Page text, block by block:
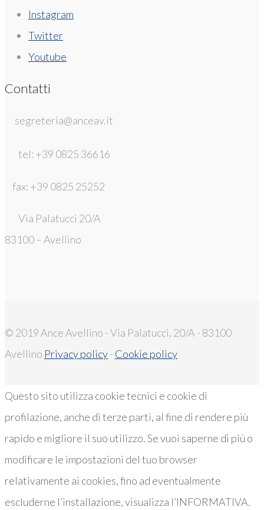
Instagram
Twitter
Youtube
Contatti
segreteria@anceav.it
tel: +39 0825 36616
fax: +39 0825 25252
Via Palatucci 20/A
83100 – Avellino
© 2019 Ance Avellino - Via Palatucci, 20/A - 83100
Avellino Privacy policy- Cookie policy
Questo sito utilizza cookie tecnici e cookie di
profilazione, anche di terze parti, al fine di rendere più
rapido e migliore il suo utilizzo. Se vuoi saperne di più o
modificare le impostazioni del tuo browser
relativamente ai cookies, fino ad eventualmente
escluderne l’installazione, visualizza l’INFORMATIVA.